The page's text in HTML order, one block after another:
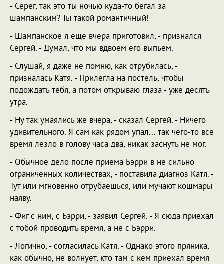
- Серег, так это ты ночью куда-то бегал за
шампанским? Ты такой романтичный!
- Шампанское я еще вчера приготовил, - признался
Сергей. - Думал, что мы вдвоем его выпьем.
- Слушай, я даже не помню, как отрубилась, -
призналась Катя. - Прилегла на постель, чтобы
подождать тебя, а потом открываю глаза - уже десять
утра.
- Ну так умаялись же вчера, - сказал Сергей. - Ничего
удивительного. Я сам как рядом упал... так чего-то все
время лезло в голову часа два, никак заснуть не мог.
- Обычное дело после приема Бэрри в не сильно
ограниченных количествах, - поставила диагноз Катя. -
Тут или мгновенно отрубаешься, или мучают кошмары
наяву.
- Фиг с ним, с Бэрри, - заявил Сергей. - Я сюда приехал
с тобой проводить время, а не с Бэрри.
- Логично, - согласилась Катя. - Однако этого пряника,
как обычно, не волнует, кто там с кем приехал время